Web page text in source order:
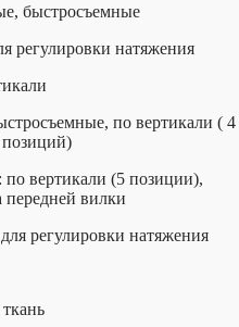
быстросъемные
регулировки натяжения
по вертикали ( 4
по вертикали (5 позиции),
передней вилки
регулировки натяжения